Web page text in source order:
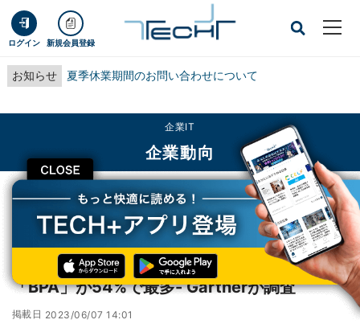
ログイン 新規会員登録
お知らせ 夏季休業期間のお問い合わせについて
CLOSE
企業IT
企業動向
TECH+ 企業IT
企業動向
国内企業が利用中のプラットフォームは「BPA」が54%で最多- Gartnerが調査
国内企業が利用中のプラットフォームは
「BPA」が54%で最多- Gartnerが調査
掲載日 2023/06/07 14:01